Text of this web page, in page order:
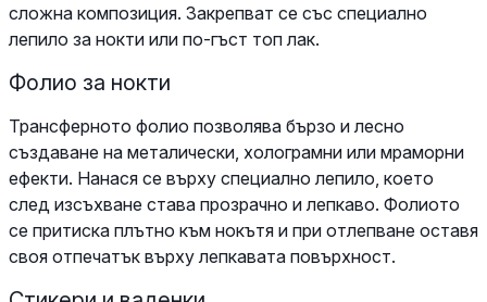
сложна композиция. Закрепват се със специално
лепило за нокти или по-гъст топ лак.
Фолио за нокти
Трансферното фолио позволява бързо и лесно
създаване на металически, холограмни или мраморни
ефекти. Нанася се върху специално лепило, което
след изсъхване става прозрачно и лепкаво. Фолиото
се притиска плътно към нокътя и при отлепване оставя
своя отпечатък върху лепкавата повърхност.